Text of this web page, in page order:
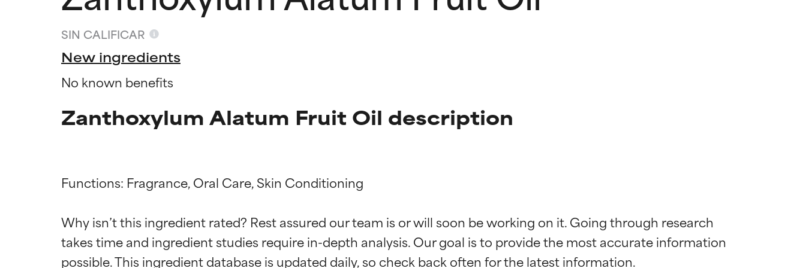
SIN CALIFICAR
New ingredients
No known benefits
Zanthoxylum Alatum Fruit Oil description
Functions: Fragrance, Oral Care, Skin Conditioning
Why isn’t this ingredient rated? Rest assured our team is or will soon be working on it. Going through research
takes time and ingredient studies require in-depth analysis. Our goal is to provide the most accurate information
EXCELENTE
Ingrediente sobresaliente con beneficios reales para la piel. Su eficacia está demostrada y
EXCELENTE
Ingrediente sobresaliente con beneficios reales para la piel. Su eficacia está demostrada y